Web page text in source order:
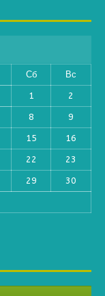
Сб Вс
1 2
8 9
15 16
22 23
29 30